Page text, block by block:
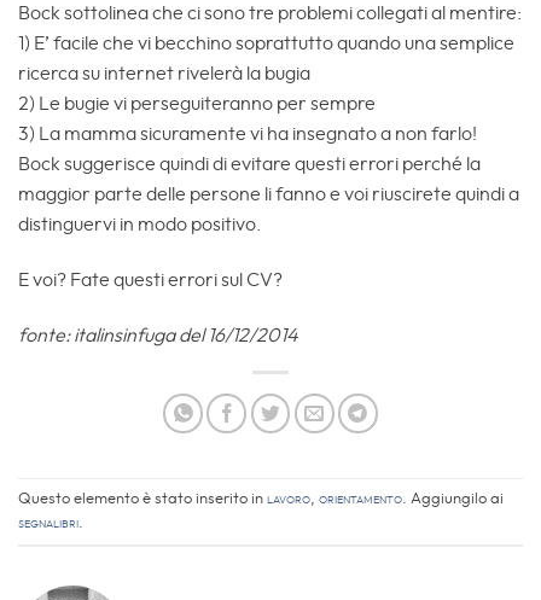
Bock sottolinea che ci sono tre problemi collegati al mentire:
1) E’ facile che vi becchino soprattutto quando una semplice
ricerca su internet rivelerà la bugia
2) Le bugie vi perseguiteranno per sempre
3) La mamma sicuramente vi ha insegnato a non farlo!
Bock suggerisce quindi di evitare questi errori perché la
maggior parte delle persone li fanno e voi riuscirete quindi a
distinguervi in modo positivo.
E voi? Fate questi errori sul CV?
fonte: italinsinfuga del 16/12/2014
Questo elemento è stato inserito in Lavoro Orientamento . Aggiungilo ai
segnalibri